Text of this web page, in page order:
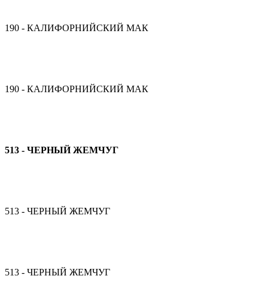
190 - КАЛИФОРНИЙСКИЙ МАК
190 - КАЛИФОРНИЙСКИЙ МАК
513 - ЧЕРНЫЙ ЖЕМЧУГ
513 - ЧЕРНЫЙ ЖЕМЧУГ
513 - ЧЕРНЫЙ ЖЕМЧУГ